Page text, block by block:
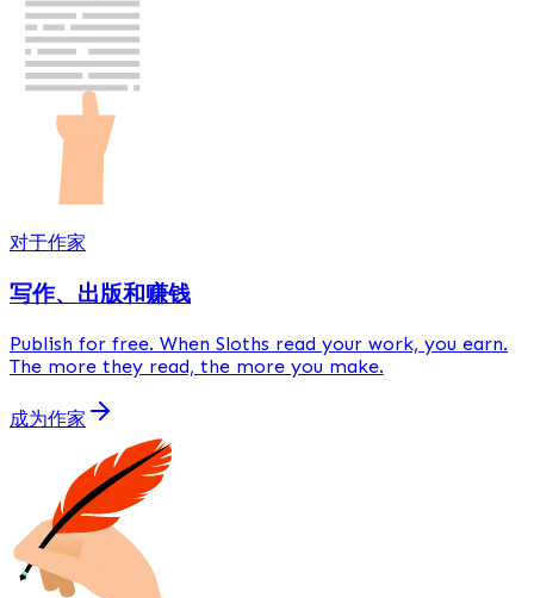
对于作家
写作、出版和赚钱
Publish for free. When Sloths read your work, you earn.
The more they read, the more you make.
成为作家